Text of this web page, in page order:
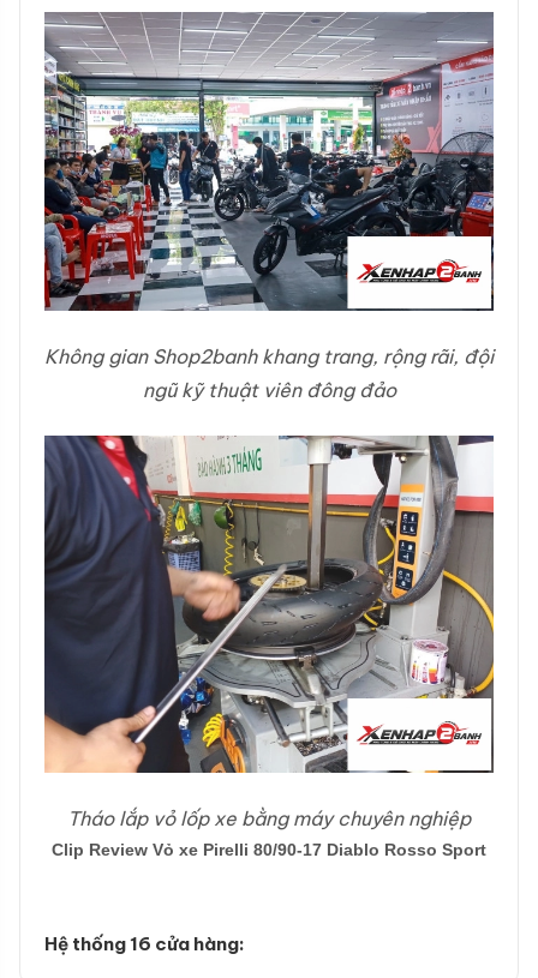
Không gian Shop2banh khang trang, rộng rãi, đội
ngũ kỹ thuật viên đông đảo
Tháo lắp vỏ lốp xe bằng máy chuyên nghiệp
Clip Review Vỏ xe Pirelli 80/90-17 Diablo Rosso Sport
Hệ thống 16 cửa hàng: